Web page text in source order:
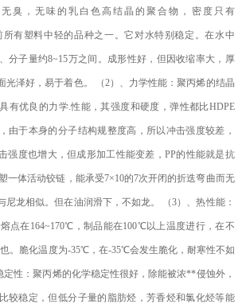
臭，无味的乳白色高结晶的聚合物，密度只有
所有塑料中轻的品种之一。它对水特别稳定。在水中
分子量约8~15万之间。成形性好，但因收缩率大，厚
光泽好，易于着色。 （2）、力学性能：聚丙烯的结晶
有优良的力学. 性能，其强度和硬度，弹性都比HDPE
由于本身的分子结构规整度高，所以冲击强度较差，
强度也增大，但成形加工性能变差， PP的性能就是抗
一体活动铰链，能承受7×10的7次开闭的折迭弯曲而无
尼龙相似。但在油润滑下，不如龙。 （3）、热性能：
点在164~170℃ ，制品能在100℃以上温度进行，在不
也。脆化温度为-35℃，在-35℃会发生脆化，耐寒性不如
定性：聚丙烯的化学稳定性很好，除能被浓**侵蚀外，
较稳定，但低分子量的脂肪烃，芳香烃和氯化烃等能